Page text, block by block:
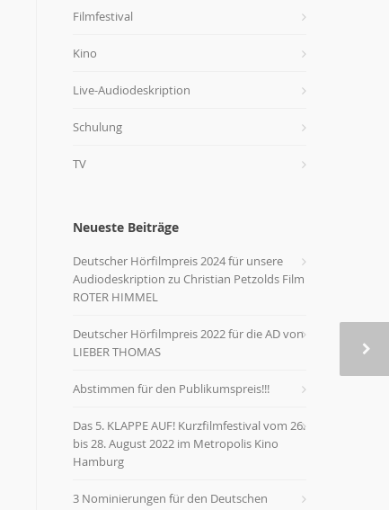
Filmfestival
Kino
Live-Audiodeskription
Schulung
TV
Neueste Beiträge
Deutscher Hörfilmpreis 2024 für unsere
Audiodeskription zu Christian Petzolds Film
ROTER HIMMEL
Deutscher Hörfilmpreis 2022 für die AD von
LIEBER THOMAS
Abstimmen für den Publikumspreis!!!
Das 5. KLAPPE AUF! Kurzfilmfestival vom 26.
bis 28. August 2022 im Metropolis Kino
Hamburg
3 Nominierungen für den Deutschen